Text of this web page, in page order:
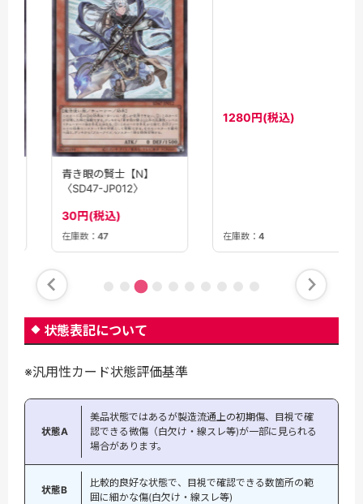
青き眼の賢士【N】
〈SD47-JP012〉
30円(税込)
在庫数：47
1280円(税込)
在庫数：4
状態表記について
※汎用性カード状態評価基準
状態A
美品状態ではあるが製造流通上の初期傷、目視で確
認できる微傷（白欠け・線スレ等)が一部に見られる
場合があります。
状態B
比較的良好な状態で、目視で確認できる数箇所の範
囲に細かな傷(白欠け・線スレ等)